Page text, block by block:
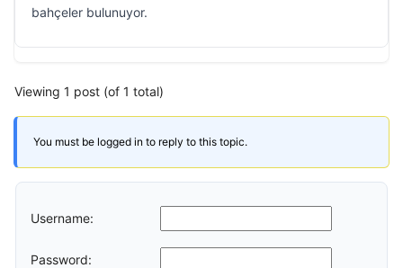
bahçeler bulunuyor.
Viewing 1 post (of 1 total)
You must be logged in to reply to this topic.
Username:
Password: